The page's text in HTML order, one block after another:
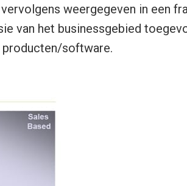
weergegeven in een
van het businessgebied
software.